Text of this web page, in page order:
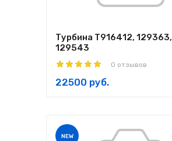
Турбина T916412, 129363,
129543
0 отзывов
22500 руб.
NEW